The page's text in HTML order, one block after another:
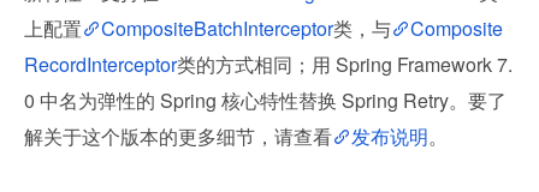
上配置
CompositeBatchInterceptor类，与
Composite
RecordInterceptor类的方式相同；用 Spring Framework 7.
0 中名为弹性的 Spring 核心特性替换 Spring Retry。要了
解关于这个版本的更多细节，请查看
发布说明。